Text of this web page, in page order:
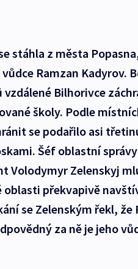
stáhla z města
Ramzan Kadyrov.
Bilhorivce
školy. Podle
se podařilo asi
Šéf oblastní
Volodymyr Zelenskyj
překvapivě
se Zelenským řekl, že
za ně je jeho